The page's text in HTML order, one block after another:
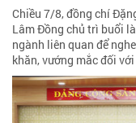
Chiều 7/8, đồng chí
Lâm Đồng chủ trì buổi
ngành liên quan để
khăn, vướng mắc đối